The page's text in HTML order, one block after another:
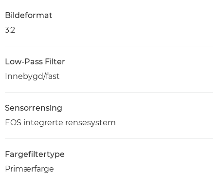
Bildeformat
3:2
Low-Pass Filter
Innebygd/fast
Sensorrensing
EOS integrerte rensesystem
Fargefiltertype
Primærfarge